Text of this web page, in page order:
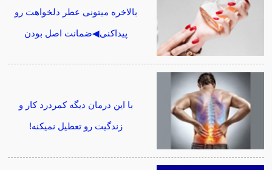
بالاخره میتونی عطر دلخواهت رو
پیداکنی◀ضمانت اصل بودن
با این درمان دیگه کمردرد کار و
زندگیت رو تعطیل نمیکنه!